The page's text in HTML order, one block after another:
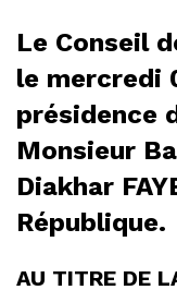
Le Conseil
le mercredi
présidence
Monsieur
Diakhar
République.
AU TITRE DE